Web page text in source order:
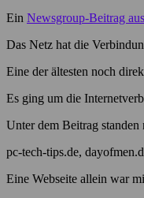
Ein Newsgroup-Beitrag
Das Netz hat die
Eine der ältesten noch
Es ging um die
Unter dem Beitrag
pc-tech-tips.de,
Eine Webseite allein war